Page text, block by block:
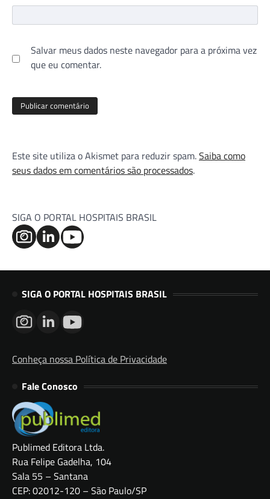
Salvar meus dados neste navegador para a próxima vez
que eu comentar.
Este site utiliza o Akismet para reduzir spam.Saiba como
seus dados em comentários são processados.
SIGA O PORTAL HOSPITAIS BRASIL
SIGA O PORTAL HOSPITAIS BRASIL
Conheça nossa Política de Privacidade
Fale Conosco
Publimed Editora Ltda.
Rua Felipe Gadelha, 104
Sala 55 – Santana
CEP: 02012-120 – São Paulo/SP